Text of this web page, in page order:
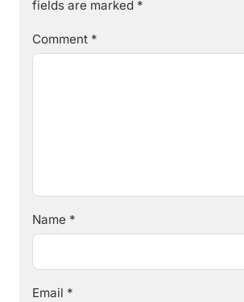
fields are marked *
Comment *
Name *
Email *